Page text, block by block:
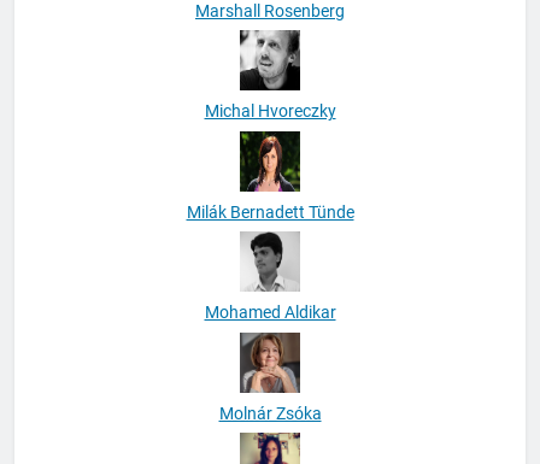
Marshall Rosenberg
Michal Hvoreczky
Milák Bernadett Tünde
Mohamed Aldikar
Molnár Zsóka